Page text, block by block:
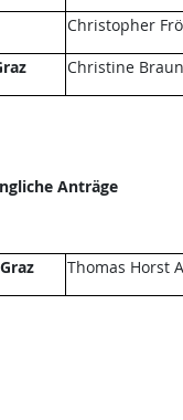
Christopher
Christine
Anträge
Thomas Horst